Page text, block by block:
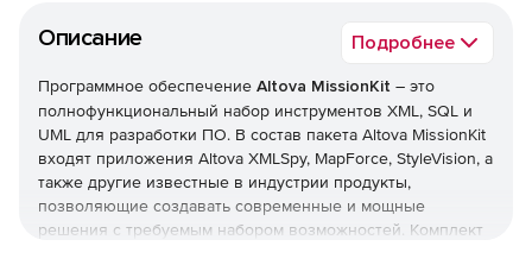
Описание Подробнее
Программное обеспечение Altova MissionKit – это
полнофункциональный набор инструментов XML, SQL и
UML для разработки ПО. В состав пакета Altova MissionKit
входят приложения Altova XMLSpy, MapForce, StyleVision, а
также другие известные в индустрии продукты,
позволяющие создавать современные и мощные
решения с требуемым набором возможностей. Комплект